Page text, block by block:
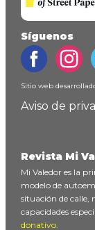
Síguenos
Sitio web
Aviso de
Revista Mi
Mi Valedor es la
modelo de
situación de calle,
capacidades
donativo.